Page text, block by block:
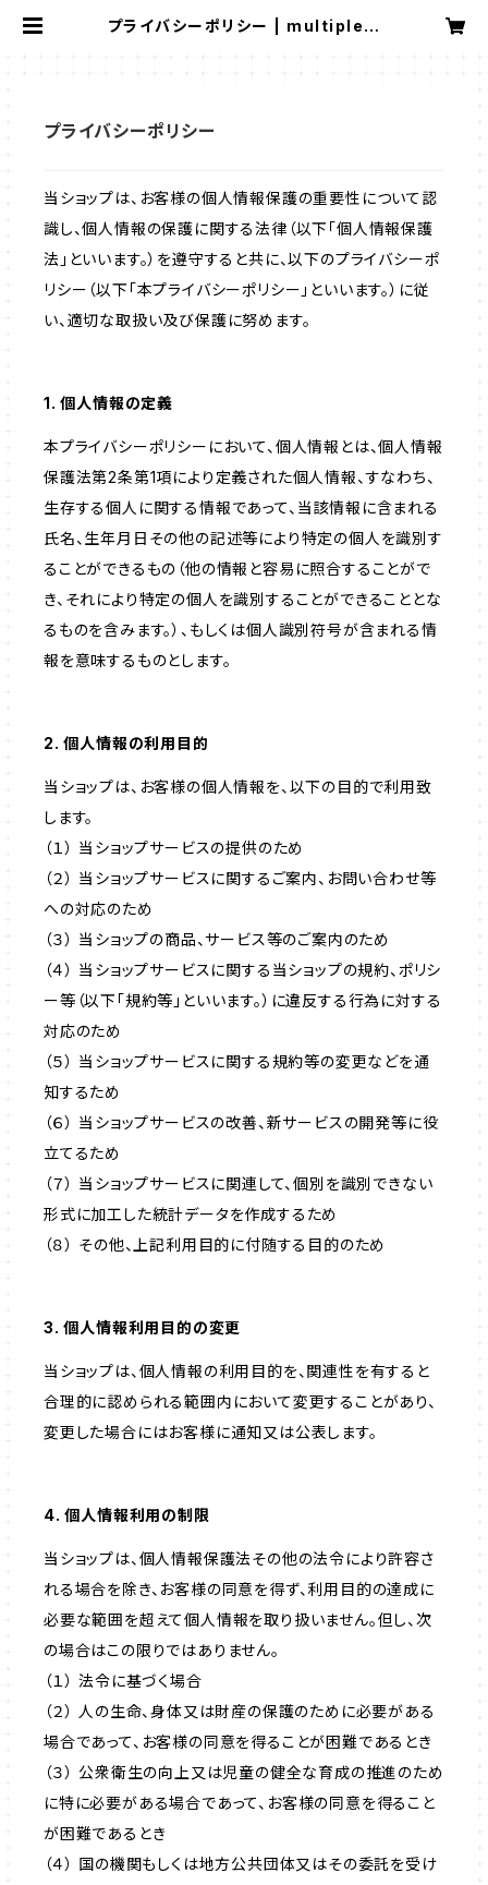
プライバシーポリシー | multipleの
プライバシーポリシー
当ショップは、お客様の個人情報保護の重要性について認
識し、個人情報の保護に関する法律（以下「個人情報保護
法」といいます。）を遵守すると共に、以下のプライバシーポ
リシー（以下「本プライバシーポリシー」といいます。）に従
い、適切な取扱い及び保護に努めます。
1. 個人情報の定義
本プライバシーポリシーにおいて、個人情報とは、個人情報
保護法第2条第1項により定義された個人情報、すなわち、
生存する個人に関する情報であって、当該情報に含まれる
氏名、生年月日その他の記述等により特定の個人を識別す
ることができるもの（他の情報と容易に照合することがで
き、それにより特定の個人を識別することができることとな
るものを含みます。）、もしくは個人識別符号が含まれる情
報を意味するものとします。
2. 個人情報の利用目的
当ショップは、お客様の個人情報を、以下の目的で利用致
します。
（１） 当ショップサービスの提供のため
（２） 当ショップサービスに関するご案内、お問い合わせ等
への対応のため
（３） 当ショップの商品、サービス等のご案内のため
（４） 当ショップサービスに関する当ショップの規約、ポリシ
ー等（以下「規約等」といいます。）に違反する行為に対する
対応のため
（５） 当ショップサービスに関する規約等の変更などを通
知するため
（６） 当ショップサービスの改善、新サービスの開発等に役
立てるため
（７） 当ショップサービスに関連して、個別を識別できない
形式に加工した統計データを作成するため
（８） その他、上記利用目的に付随する目的のため
3. 個人情報利用目的の変更
当ショップは、個人情報の利用目的を、関連性を有すると
合理的に認められる範囲内において変更することがあり、
変更した場合にはお客様に通知又は公表します。
4. 個人情報利用の制限
当ショップは、個人情報保護法その他の法令により許容さ
れる場合を除き、お客様の同意を得ず、利用目的の達成に
必要な範囲を超えて個人情報を取り扱いません。但し、次
の場合はこの限りではありません。
（１） 法令に基づく場合
（２） 人の生命、身体又は財産の保護のために必要がある
場合であって、お客様の同意を得ることが困難であるとき
（３） 公衆衛生の向上又は児童の健全な育成の推進のため
に特に必要がある場合であって、お客様の同意を得ること
が困難であるとき
（４） 国の機関もしくは地方公共団体又はその委託を受け